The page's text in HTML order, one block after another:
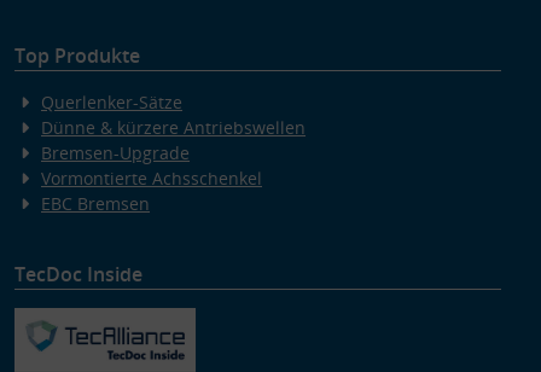
Top Produkte
Querlenker-Sätze
Dünne & kürzere Antriebswellen
Bremsen-Upgrade
Vormontierte Achsschenkel
EBC Bremsen
TecDoc Inside